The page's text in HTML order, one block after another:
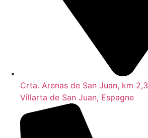
Crta. Arenas de San Juan, km 2,3
Villarta de San Juan, Espagne